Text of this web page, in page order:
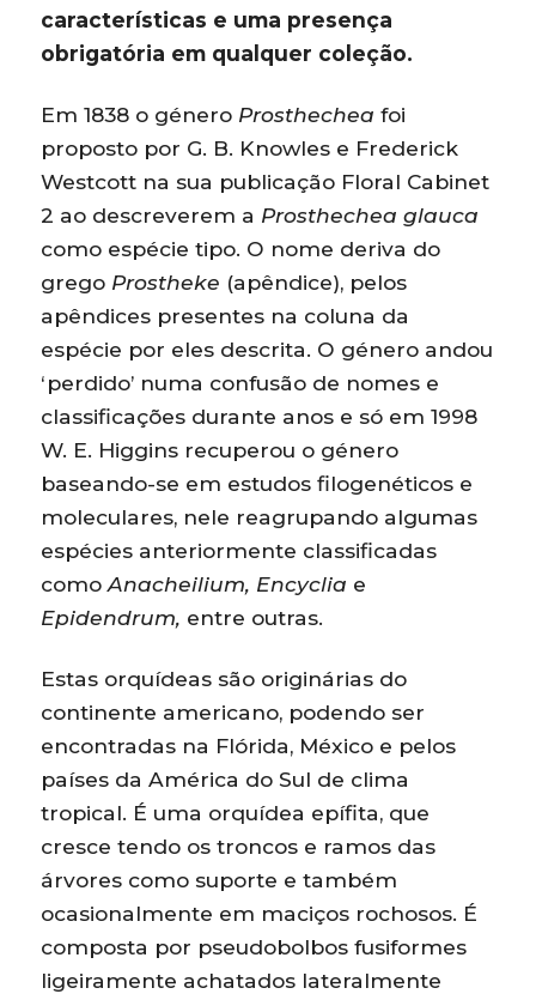
características e uma presença
obrigatória em qualquer coleção.
Em 1838 o género Prosthechea foi
proposto por G. B. Knowles e Frederick
Westcott na sua publicação Floral Cabinet
2 ao descreverem a Prosthechea glauca
como espécie tipo. O nome deriva do
grego Prostheke (apêndice), pelos
apêndices presentes na coluna da
espécie por eles descrita. O género andou
‘perdido’ numa confusão de nomes e
classificações durante anos e só em 1998
W. E. Higgins recuperou o género
baseando-se em estudos filogenéticos e
moleculares, nele reagrupando algumas
espécies anteriormente classificadas
comoAnacheilium, Encyclia e
Epidendrum, entre outras.
Estas orquídeas são originárias do
continente americano, podendo ser
encontradas na Flórida, México e pelos
países da América do Sul de clima
tropical. É uma orquídea epífita, que
cresce tendo os troncos e ramos das
árvores como suporte e também
ocasionalmente em maciços rochosos. É
composta por pseudobolbos fusiformes
ligeiramente achatados lateralmente